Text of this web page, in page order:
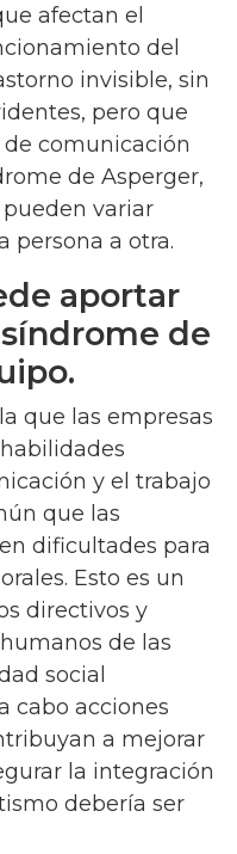
afectan el
del
invisible, sin
pero que
comunicación
de Asperger,
variar
persona a otra.
aportar
de
que las empresas
y el trabajo
que las
dificultades para
Esto es un
directivos y
de las
social
cabo acciones
a mejorar
la integración
debería ser